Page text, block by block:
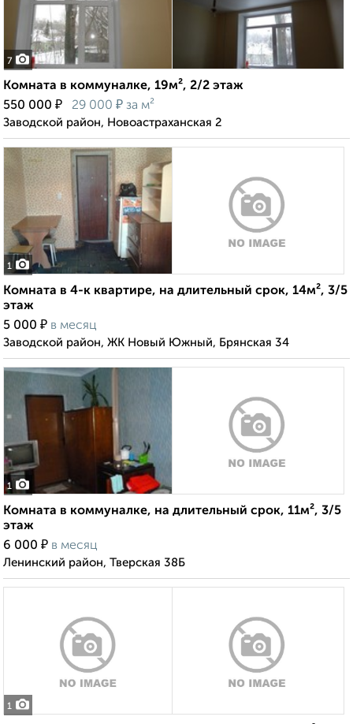
7
Комната в коммуналке, 19м², 2/2 этаж
550 000 ₽ 29 000 ₽ за м²
Заводской район, Новоастраханская 2
1
Комната в 4-к квартире, на длительный срок, 14м², 3/5
этаж
5 000 ₽ в месяц
Заводской район, ЖК Новый Южный, Брянская 34
1
Комната в коммуналке, на длительный срок, 11м², 3/5
этаж
6 000 ₽ в месяц
Ленинский район, Тверская 38Б
1